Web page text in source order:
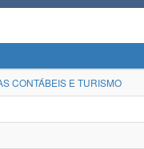
CONTÁBEIS E TURISMO